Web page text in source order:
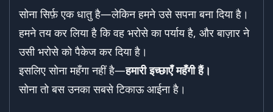
सोना सिर्फ़ एक धातु है—लेकिन हमने उसे सपना बना दिया है।
हमने तय कर लिया है कि वह भरोसे का पर्याय है, और बाज़ार ने
उसी भरोसे को पैकेज कर दिया है।
इसलिए सोना महँगा नहीं है—हमारी इच्छाएँ महँगी हैं।
सोना तो बस उनका सबसे टिकाऊ आईना है।